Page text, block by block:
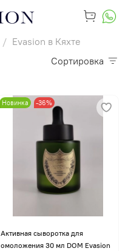
Evasion в Кяхте
Сортировка
Новинка -36%
Активная сыворотка для
омоложения 30 мл DOM Evasion